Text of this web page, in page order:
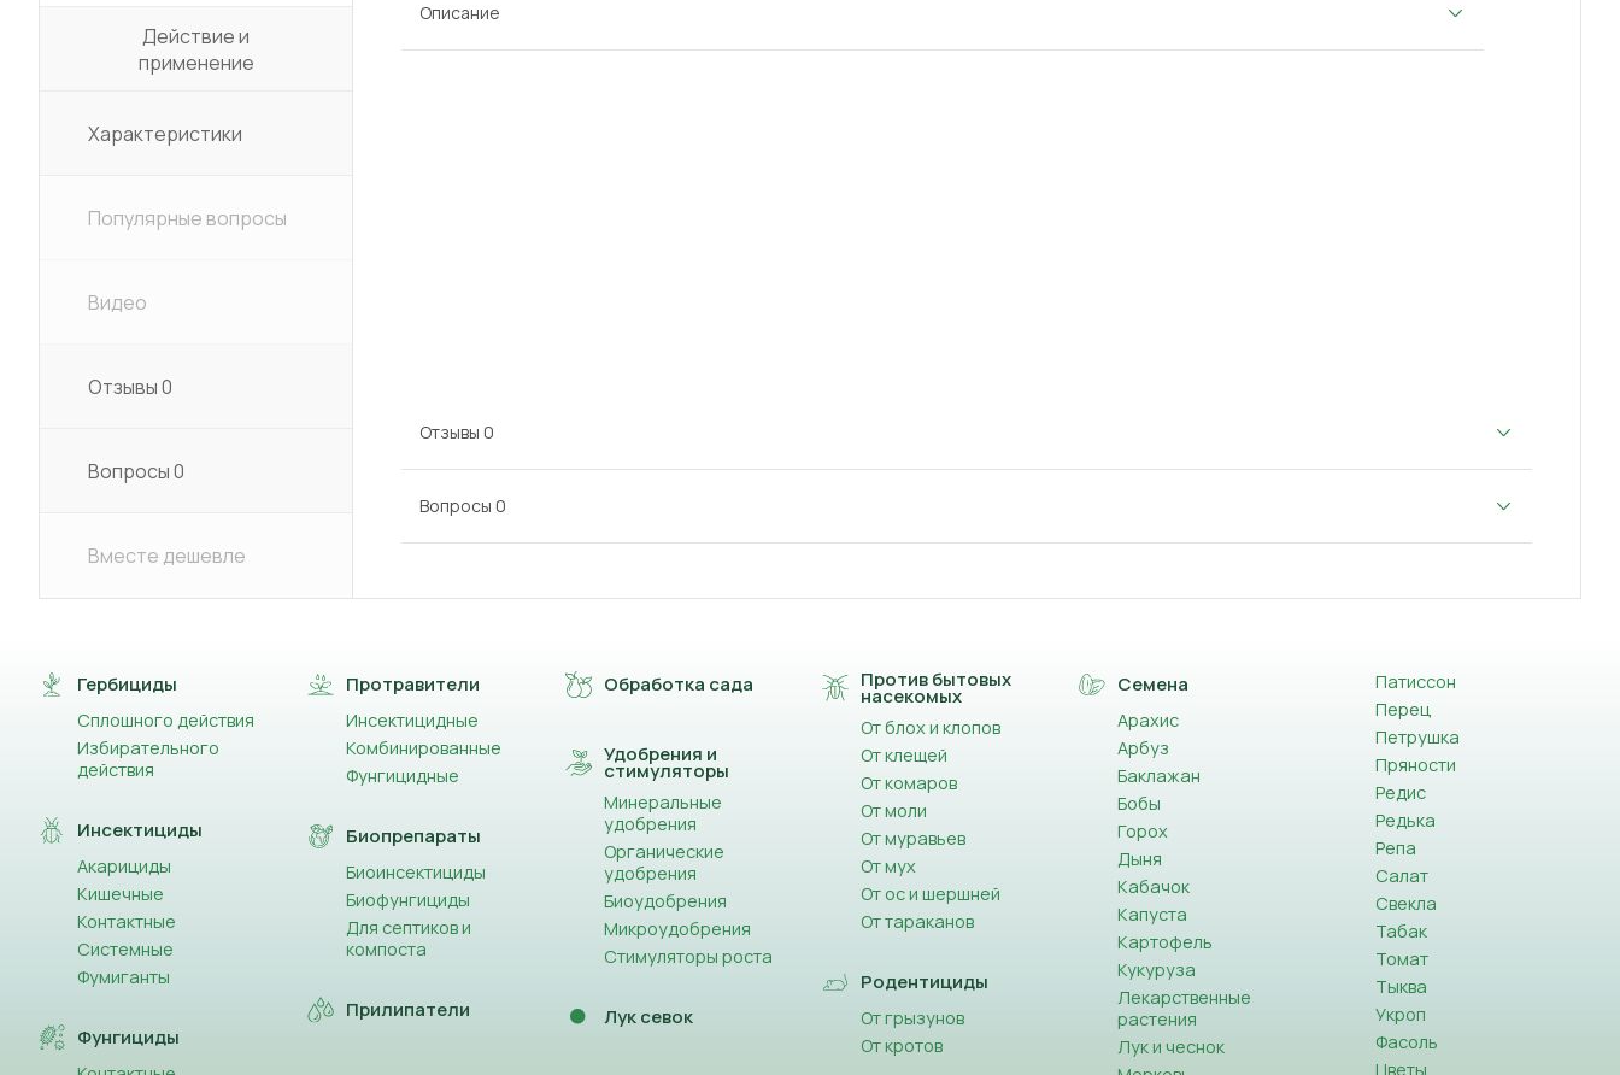
Действие и
применение
Характеристики
Популярные вопросы
Видео
Отзывы0
Вопросы0
Вместе дешевле
Описание
Отзывы 0
Вопросы 0
Гербициды
Сплошного действия
Избирательного
действия
Инсектициды
Акарициды
Кишечные
Контактные
Системные
Фумиганты
Фунгициды
Протравители
Инсектицидные
Комбинированные
Фунгицидные
Биопрепараты
Биоинсектициды
Биофунгициды
Для септиков и
компоста
Прилипатели
Обработка сада
Удобрения и
стимуляторы
Минеральные
удобрения
Органические
удобрения
Биоудобрения
Микроудобрения
Стимуляторы роста
Лук севок
Против бытовых
насекомых
От блох и клопов
От клещей
От комаров
От моли
От муравьев
От мух
От ос и шершней
От тараканов
Родентициды
От грызунов
От кротов
Семена
Арахис
Арбуз
Баклажан
Бобы
Горох
Дыня
Кабачок
Капуста
Картофель
Кукуруза
Лекарственные
растения
Лук и чеснок
Патиссон
Перец
Петрушка
Пряности
Редис
Редька
Репа
Салат
Свекла
Табак
Томат
Тыква
Укроп
Фасоль
Цветы